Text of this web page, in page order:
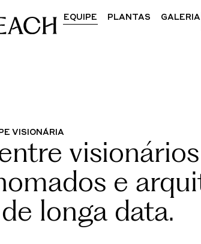
EQUIPE PLANTAS GALERIA
VISIONÁRIA
e
longa data.